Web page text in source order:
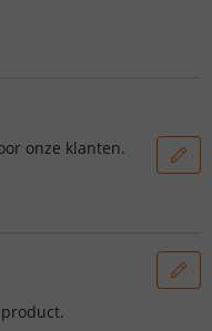
onze klanten.